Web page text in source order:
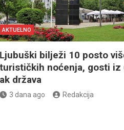
AKTUELNO
Ljubuški bilježi 10 posto
turističkih noćenja, gosti iz
ak država
3 dana ago Redakcija